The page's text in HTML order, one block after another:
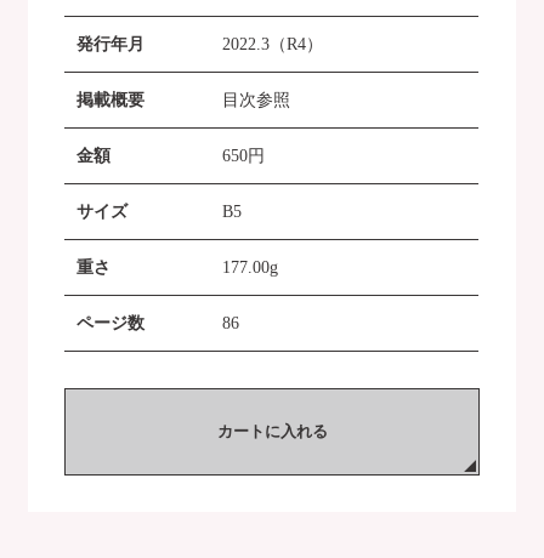
発行年月 2022.3（R4）
掲載概要 目次参照
金額 650円
サイズ B5
重さ 177.00g
ページ数 86
カートに入れる